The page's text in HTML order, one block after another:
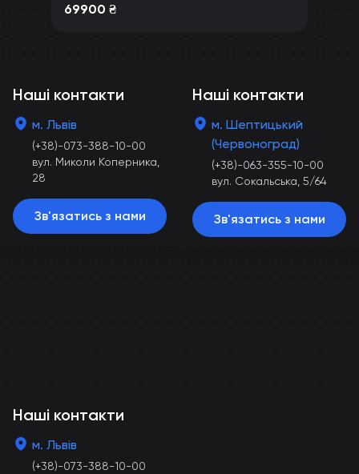
69900 ₴
Наші контакти
м. Львів
(+38)-073-388-10-00
вул. Миколи Коперника,
28
Зв'язатись з нами
Наші контакти
м. Шептицький
(Червоноград)
(+38)-063-355-10-00
вул. Сокальська, 5/64
Зв'язатись з нами
Наші контакти
м. Львів
(+38)-073-388-10-00